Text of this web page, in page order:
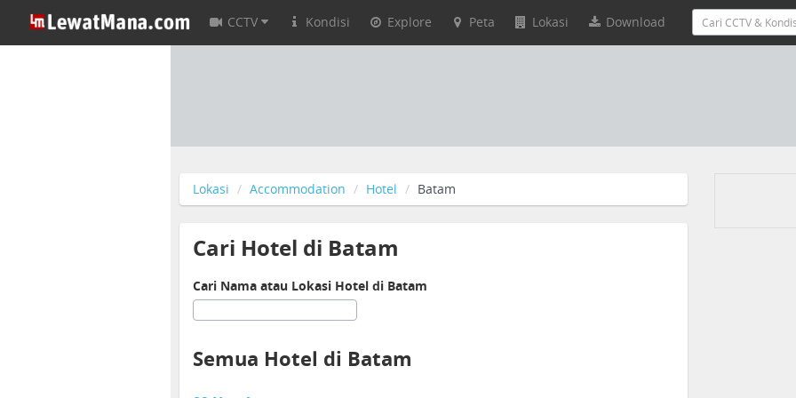
CCTV Kondisi Explore Peta Lokasi Download
Lokasi Accommodation Hotel Batam
Cari Hotel di Batam
Cari Nama atau Lokasi Hotel di Batam
Semua Hotel di Batam